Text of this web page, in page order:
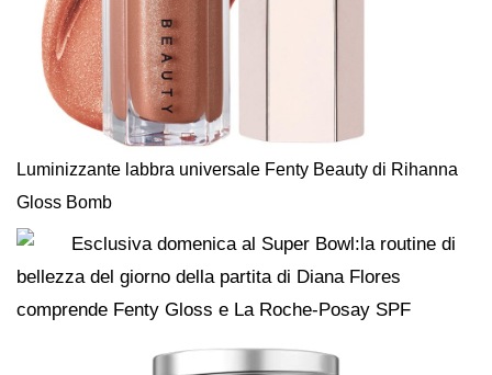
Luminizzante labbra universale Fenty Beauty di Rihanna
Gloss Bomb